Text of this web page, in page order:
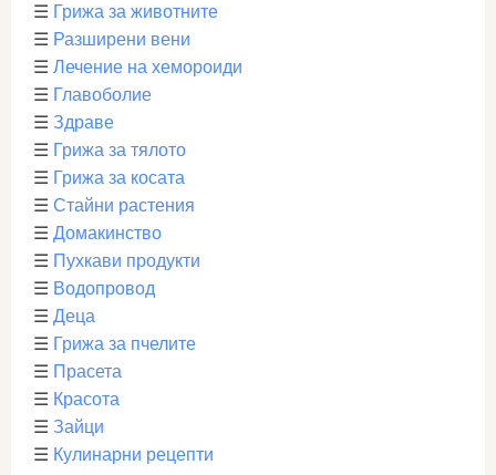
☰ Грижа за животните
☰ Разширени вени
☰ Лечение на хемороиди
☰ Главоболие
☰ Здраве
☰ Грижа за тялото
☰ Грижа за косата
☰ Стайни растения
☰ Домакинство
☰ Пухкави продукти
☰ Водопровод
☰ Деца
☰ Грижа за пчелите
☰ Прасета
☰ Красота
☰ Зайци
☰ Кулинарни рецепти